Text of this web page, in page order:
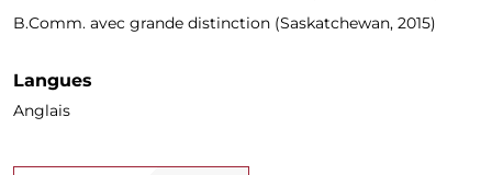
B.Comm. avec grande distinction (Saskatchewan, 2015)
Langues
Anglais